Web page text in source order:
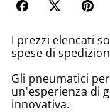
I prezzi elencati
spese di
Gli pneumatici
un'esperienza di
innovativa.